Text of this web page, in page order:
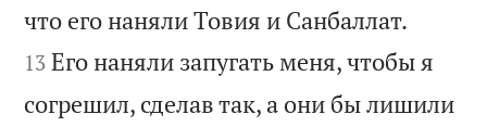
что его наняли Товия и Санбаллат.
13 Его наняли запугать меня, чтобы я
согрешил, сделав так, а они бы лишили